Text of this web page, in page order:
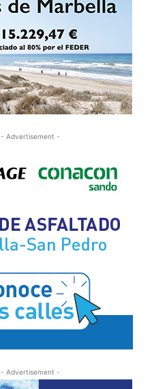
- Advertisement -
- Advertisement -